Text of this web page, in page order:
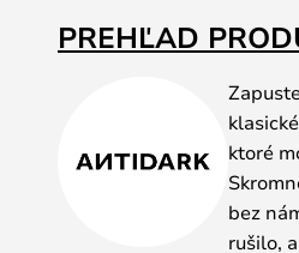
PREHĽAD
ktoré
bez
rušilo,